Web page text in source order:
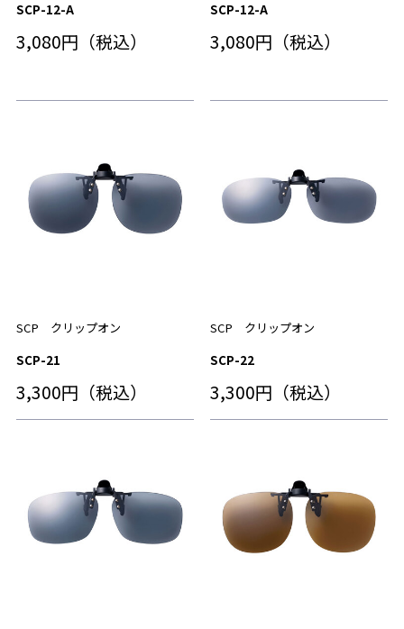
SCP-12-A
3,080円（税込）
SCP-12-A
3,080円（税込）
SCP クリップオン
SCP-21
3,300円（税込）
SCP クリップオン
SCP-22
3,300円（税込）